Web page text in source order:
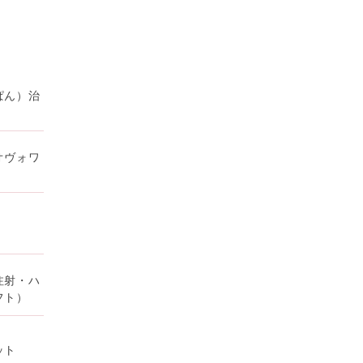
ん）治
ヴォワ
射・ハ
）